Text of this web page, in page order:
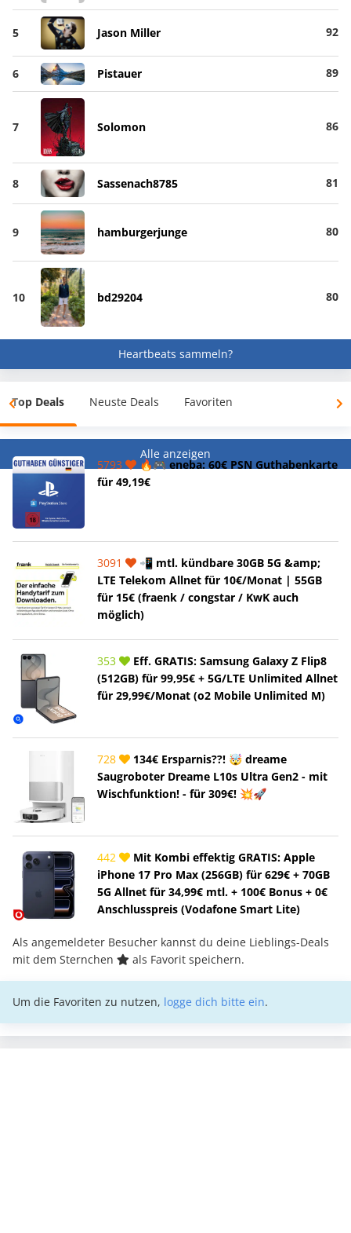
5 Jason Miller 92
6 Pistauer 89
7 Solomon 86
8 Sassenach8785 81
9 hamburgerjunge 80
10 bd29204 80
Heartbeats sammeln?
Top Deals Neuste Deals Favoriten
Alle anzeigen
5793
🔥🎮 eneba: 60€ PSN Guthabenkarte
für 49,19€
3091
📲 mtl. kündbare 30GB 5G &amp;
LTE Telekom Allnet für 10€/Monat | 55GB
für 15€ (fraenk / congstar / KwK auch
möglich)
353
Eff. GRATIS: Samsung Galaxy Z Flip8
(512GB) für 99,95€ + 5G/LTE Unlimited Allnet
für 29,99€/Monat (o2 Mobile Unlimited M)
728
134€ Ersparnis??! 🤯 dreame
Saugroboter Dreame L10s Ultra Gen2 - mit
Wischfunktion! - für 309€! 💥🚀
442
Mit Kombi effektig GRATIS: Apple
iPhone 17 Pro Max (256GB) für 629€ + 70GB
5G Allnet für 34,99€ mtl. + 100€ Bonus + 0€
Anschlusspreis (Vodafone Smart Lite)
Als angemeldeter Besucher kannst du deine Lieblings-Deals
mit dem Sternchen
als Favorit speichern.
Um die Favoriten zu nutzen, logge dich bitte ein.